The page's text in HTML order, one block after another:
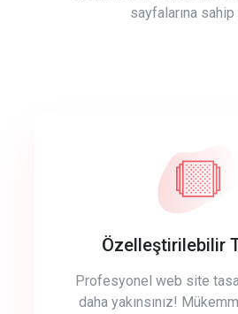
sayfalarına sahip
Özelleştirilebilir
Profesyonel web site
daha yakınsınız!